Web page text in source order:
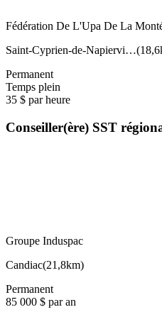
Fédération De L'Upa De La
Saint-Cyprien-de-Napiervi…(
Permanent
Temps plein
35 $ par heure
Conseiller(ère) SST
Groupe Induspac
Candiac(21,8km)
Permanent
85 000 $ par an